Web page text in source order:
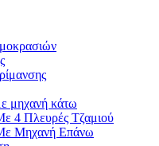
μηχανή κάτω
4 Πλευρές Τζαμιού
Μηχανή Επάνω